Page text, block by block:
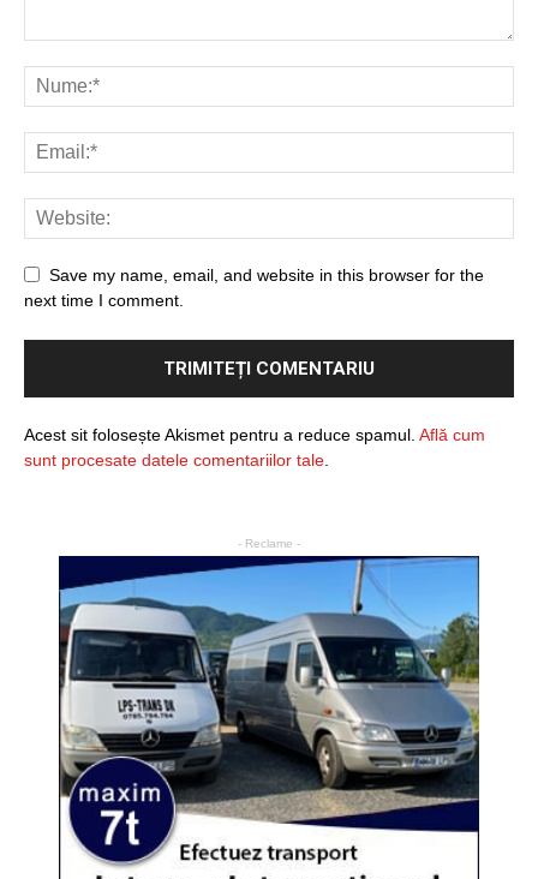
Save my name, email, and website in this browser for the
next time I comment.
Acest sit folosește Akismet pentru a reduce spamul. Află cum
sunt procesate datele comentariilor tale.
- Reclame -